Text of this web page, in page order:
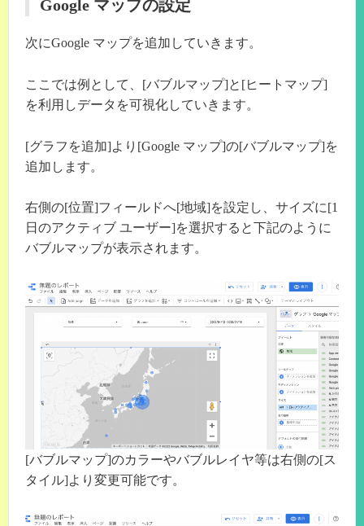
Google マップの設定
次にGoogle マップを追加していきます。
ここでは例として、[バブルマップ]と[ヒートマップ]
を利用しデータを可視化していきます。
[グラフを追加]より[Google マップ]の[バブルマップ]を
追加します。
右側の[位置]フィールドへ[地域]を設定し、サイズに[1
日のアクティブ ユーザー]を選択すると下記のように
バブルマップが表示されます。
[バブルマップ]のカラーやバブルレイヤ等は右側の[ス
タイル]より変更可能です。